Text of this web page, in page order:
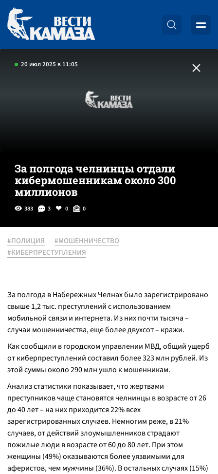
20 июл 2025 в 11:05
За полгода челнинцы отдали
кибермошенникам около 300
миллионов
383 3 0 0
#ПОЛИЦИЯ
#МОШЕННИЧЕСТВО
#КИБЕРПРЕСТУПЛЕНИЯ
За полгода в Набережных Челнах было зарегистрировано
свыше 1,2 тыс. преступлений с использованием
мобильной связи и интернета. Из них почти тысяча –
случаи мошенничества, еще более двухсот – кражи.
Как сообщили в городском управлении МВД, общий ущерб
от киберпреступлений составил более 323 млн рублей. Из
этой суммы около 290 млн ушло к мошенникам.
Анализ статистики показывает, что жертвами
преступников чаще становятся челнинцы в возрасте от 26
до 40 лет – на них приходится 22% всех
зарегистрированных случаев. Немногим реже, в 21%
случаев, от действий злоумышленников страдают
пожилые люди в возрасте от 60 до 80 лет. При этом
женщины (49%) оказываются более уязвимыми для
аферистов, чем мужчины (36%). В остальных случаях (15%)